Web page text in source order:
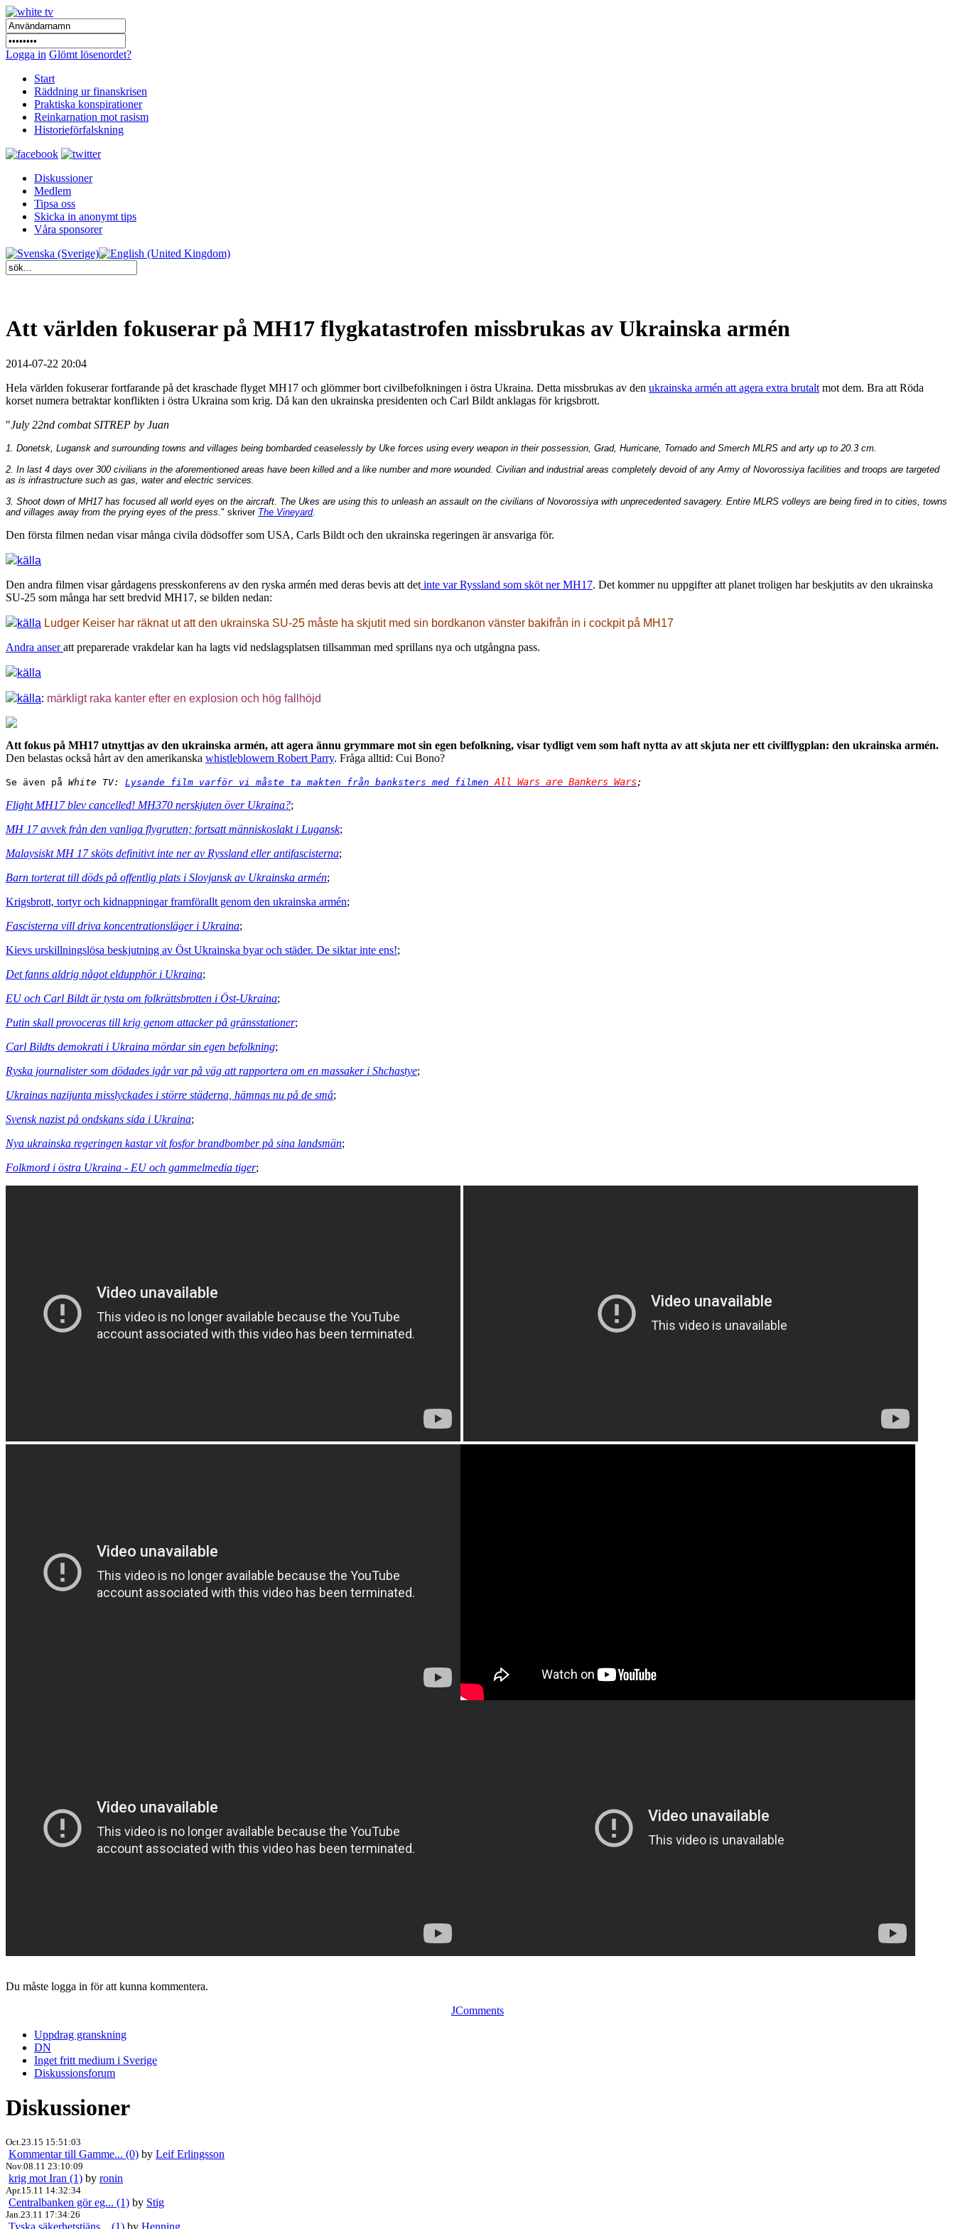
Logga in Glömt lösenordet?
Start
Räddning ur finanskrisen
Praktiska konspirationer
Reinkarnation mot rasism
Historieförfalskning
Diskussioner
Medlem
Tipsa oss
Skicka in anonymt tips
Våra sponsorer
Att världen fokuserar på MH17 flygkatastrofen missbrukas av Ukrainska armén
2014-07-22 20:04
Hela världen fokuserar fortfarande på det kraschade flyget MH17 och glömmer bort civilbefolkningen i östra Ukraina. Detta missbrukas av den ukrainska armén att agera extra brutalt mot dem. Bra att Röda
korset numera betraktar konflikten i östra Ukraina som krig. Då kan den ukrainska presidenten och Carl Bildt anklagas för krigsbrott.
"July 22nd combat SITREP by Juan
1. Donetsk, Lugansk and surrounding towns and villages being bombarded ceaselessly by Uke forces using every weapon in their possession, Grad, Hurricane, Tornado and Smerch MLRS and arty up to 20.3 cm.
2. In last 4 days over 300 civilians in the aforementioned areas have been killed and a like number and more wounded. Civilian and industrial areas completely devoid of any Army of Novorossiya facilities and troops are targeted
as is infrastructure such as gas, water and electric services.
3. Shoot down of MH17 has focused all world eyes on the aircraft. The Ukes are using this to unleash an assault on the civilians of Novorossiya with unprecedented savagery. Entire MLRS volleys are being fired in to cities, towns
and villages away from the prying eyes of the press. " skriver The Vineyard.
Den första filmen nedan visar många civila dödsoffer som USA, Carls Bildt och den ukrainska regeringen är ansvariga för.
källa
Den andra filmen visar gårdagens presskonferens av den ryska armén med deras bevis att det inte var Ryssland som sköt ner MH17. Det kommer nu uppgifter att planet troligen har beskjutits av den ukrainska
SU-25 som många har sett bredvid MH17, se bilden nedan:
källa Ludger Keiser har räknat ut att den ukrainska SU-25 måste ha skjutit med sin bordkanon vänster bakifrån in i cockpit på MH17
Andra anseratt preparerade vrakdelar kan ha lagts vid nedslagsplatsen tillsamman med sprillans nya och utgångna pass.
källa
källa: märkligt raka kanter efter en explosion och hög fallhöjd
Att fokus på MH17 utnyttjas av den ukrainska armén, att agera ännu grymmare mot sin egen befolkning, visar tydligt vem som haft nytta av att skjuta ner ett civilflygplan: den ukrainska armén.
Den belastas också hårt av den amerikanska whistleblowern Robert Parry. Fråga alltid: Cui Bono?
Se även på White TV: Lysande film varför vi måste ta makten från banksters med filmen All Wars are Bankers Wars;
Flight MH17 blev cancelled! MH370 nerskjuten över Ukraina?;
MH 17 avvek från den vanliga flygrutten; fortsatt människoslakt i Lugansk;
Malaysiskt MH 17 sköts definitivt inte ner av Ryssland eller antifascisterna;
Barn torterat till döds på offentlig plats i Slovjansk av Ukrainska armén;
Krigsbrott, tortyr och kidnappningar framförallt genom den ukrainska armén;
Fascisterna vill driva koncentrationsläger i Ukraina;
Kievs urskillningslösa beskjutning av Öst Ukrainska byar och städer. De siktar inte ens!;
Det fanns aldrig något eldupphör i Ukraina;
EU och Carl Bildt är tysta om folkrättsbrotten i Öst-Ukraina;
Putin skall provoceras till krig genom attacker på gränsstationer;
Carl Bildts demokrati i Ukraina mördar sin egen befolkning;
Ryska journalister som dödades igår var på väg att rapportera om en massaker i Shchastye;
Ukrainas nazijunta misslyckades i större städerna, hämnas nu på de små;
Svensk nazist på ondskans sida i Ukraina;
Nya ukrainska regeringen kastar vit fosfor brandbomber på sina landsmän;
Folkmord i östra Ukraina - EU och gammelmedia tiger;
Du måste logga in för att kunna kommentera.
JComments
Uppdrag granskning
DN
Inget fritt medium i Sverige
Diskussionsforum
Diskussioner
Oct.23.15 15:51:03
Kommentar till Gamme... (0) by Leif Erlingsson
Nov.08.11 23:10:09
krig mot Iran (1) by ronin
Apr.15.11 14:32:34
Centralbanken gör eg... (1) by Stig
Jan.23.11 17:34:26
Tyska säkerhetstjäns... (1) by Henning